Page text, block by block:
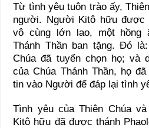
Từ tình yêu tuôn trào ấy,
người. Người Kitô hữu được
vô cùng lớn lao, một hồng
Thánh Thần ban tặng. Đó
Chúa đã tuyển chọn họ; và
của Chúa Thánh Thần, họ
tin vào Người để đáp lại tình
Tình yêu của Thiên Chúa
Kitô hữu đã được thánh